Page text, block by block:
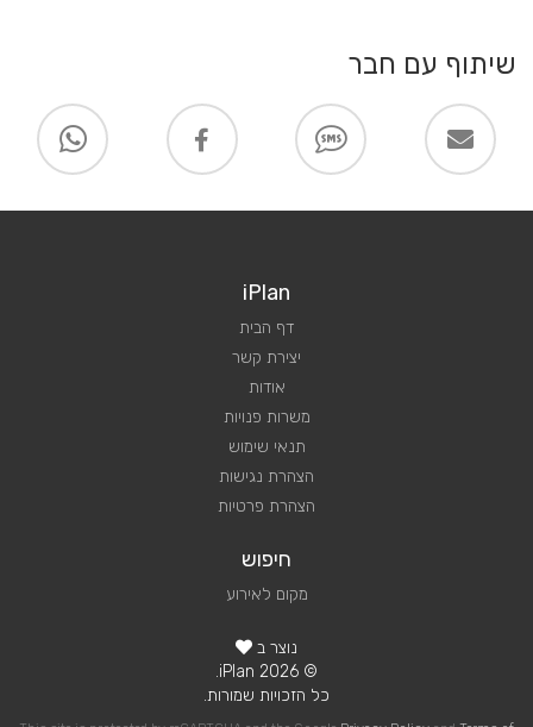
שיתוף עם חבר
iPlan
דף הבית
יצירת קשר
אודות
משרות פנויות
תנאי שימוש
הצהרת נגישות
הצהרת פרטיות
חיפוש
מקום לאירוע
נוצר ב
© 2026 iPlan.
כל הזכויות שמורות.